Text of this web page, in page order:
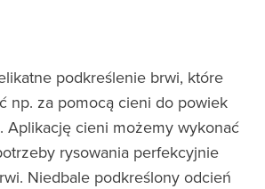
podkreślenie brwi, które
np. za pomocą cieni do powiek
Aplikację cieni możemy wykonać
rysowania perfekcyjnie
Niedbale podkreślony odcień